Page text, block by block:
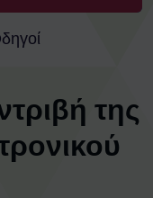
της